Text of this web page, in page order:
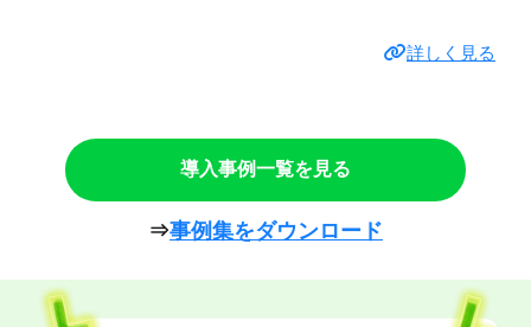
詳しく見る
導入事例一覧を見る
⇒事例集をダウンロード